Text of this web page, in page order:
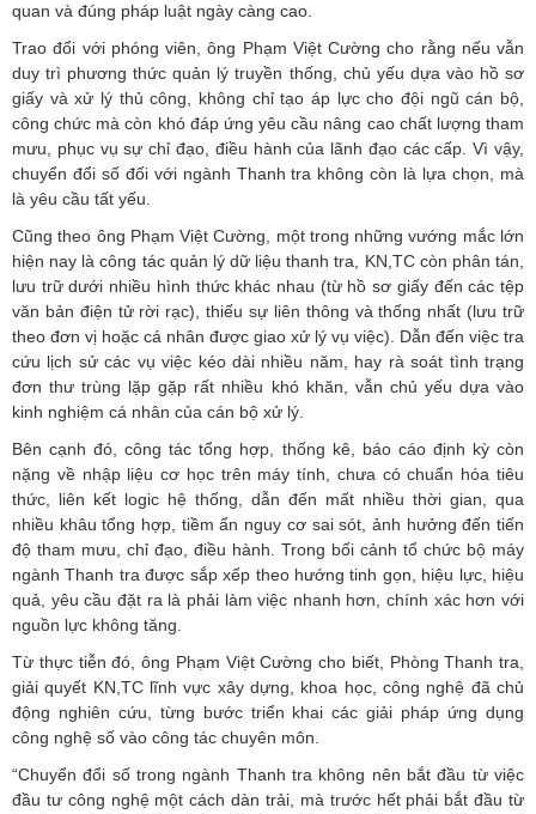
quan và đúng pháp luật ngày càng cao.
Trao đổi với phóng viên, ông Phạm Việt Cường cho rằng nếu vẫn
duy trì phương thức quản lý truyền thống, chủ yếu dựa vào hồ sơ
giấy và xử lý thủ công, không chỉ tạo áp lực cho đội ngũ cán bộ,
công chức mà còn khó đáp ứng yêu cầu nâng cao chất lượng tham
mưu, phục vụ sự chỉ đạo, điều hành của lãnh đạo các cấp. Vì vậy,
chuyển đổi số đối với ngành Thanh tra không còn là lựa chọn, mà
là yêu cầu tất yếu.
Cũng theo ông Phạm Việt Cường, một trong những vướng mắc lớn
hiện nay là công tác quản lý dữ liệu thanh tra, KN,TC còn phân tán,
lưu trữ dưới nhiều hình thức khác nhau (từ hồ sơ giấy đến các tệp
văn bản điện tử rời rạc), thiếu sự liên thông và thống nhất (lưu trữ
theo đơn vị hoặc cá nhân được giao xử lý vụ việc). Dẫn đến việc tra
cứu lịch sử các vụ việc kéo dài nhiều năm, hay rà soát tình trạng
đơn thư trùng lặp gặp rất nhiều khó khăn, vẫn chủ yếu dựa vào
kinh nghiệm cá nhân của cán bộ xử lý.
Bên cạnh đó, công tác tổng hợp, thống kê, báo cáo định kỳ còn
nặng về nhập liệu cơ học trên máy tính, chưa có chuẩn hóa tiêu
thức, liên kết logic hệ thống, dẫn đến mất nhiều thời gian, qua
nhiều khâu tổng hợp, tiềm ẩn nguy cơ sai sót, ảnh hưởng đến tiến
độ tham mưu, chỉ đạo, điều hành. Trong bối cảnh tổ chức bộ máy
ngành Thanh tra được sắp xếp theo hướng tinh gọn, hiệu lực, hiệu
quả, yêu cầu đặt ra là phải làm việc nhanh hơn, chính xác hơn với
nguồn lực không tăng.
Từ thực tiễn đó, ông Phạm Việt Cường cho biết, Phòng Thanh tra,
giải quyết KN,TC lĩnh vực xây dựng, khoa học, công nghệ đã chủ
động nghiên cứu, từng bước triển khai các giải pháp ứng dụng
công nghệ số vào công tác chuyên môn.
“Chuyển đổi số trong ngành Thanh tra không nên bắt đầu từ việc
đầu tư công nghệ một cách dàn trải, mà trước hết phải bắt đầu từ